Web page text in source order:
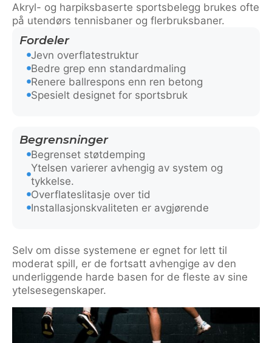
Akryl- og harpiksbaserte sportsbelegg brukes ofte
på utendørs tennisbaner og flerbruksbaner.
Fordeler
Jevn overflatestruktur
Bedre grep enn standardmaling
Renere ballrespons enn ren betong
Spesielt designet for sportsbruk
Begrensninger
Begrenset støtdemping
Ytelsen varierer avhengig av system og
tykkelse.
Overflateslitasje over tid
Installasjonskvaliteten er avgjørende
Selv om disse systemene er egnet for lett til
moderat spill, er de fortsatt avhengige av den
underliggende harde basen for de fleste av sine
ytelsesegenskaper.